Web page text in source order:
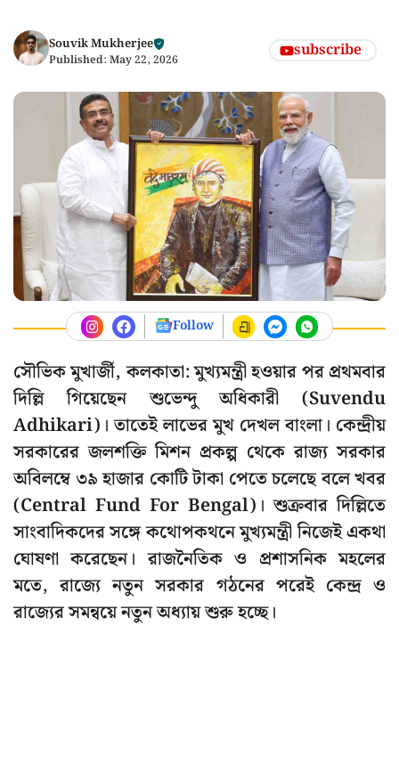
Souvik Mukherjee
Published: May 22, 2026 subscribe
Follow
সৌভিক মুখার্জী, কলকাতা: মুখ্যমন্ত্রী হওয়ার পর প্রথমবার
দিল্লি গিয়েছেন শুভেন্দু অধিকারী (Suvendu
Adhikari)। তাতেই লাভের মুখ দেখল বাংলা। কেন্দ্রীয়
সরকারের জলশক্তি মিশন প্রকল্প থেকে রাজ্য সরকার
অবিলম্বে ৩৯ হাজার কোটি টাকা পেতে চলেছে বলে খবর
(Central Fund For Bengal)। শুক্রবার দিল্লিতে
সাংবাদিকদের সঙ্গে কথোপকথনে মুখ্যমন্ত্রী নিজেই একথা
ঘোষণা করেছেন। রাজনৈতিক ও প্রশাসনিক মহলের
মতে, রাজ্যে নতুন সরকার গঠনের পরেই কেন্দ্র ও
রাজ্যের সমন্বয়ে নতুন অধ্যায় শুরু হচ্ছে।